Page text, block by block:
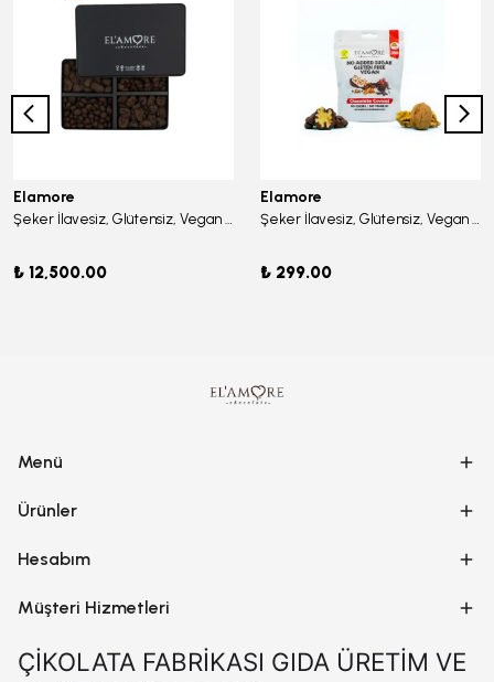
Elamore
Şeker İlavesiz, Glütensiz, Vegan Büyük Kare Mix Kişiselleştirilmiş Çikolata - Büyük Metal Kutu, 400 gr (6 Adet)
₺ 12,500.00
Elamore
Şeker İlavesiz, Glütensiz, Vegan Cevizli Bitter Çikolata - Doypack 50 gr
₺ 299.00
Menü
Ürünler
Hesabım
Müşteri Hizmetleri
ÇİKOLATA FABRİKASI GIDA ÜRETİM VE